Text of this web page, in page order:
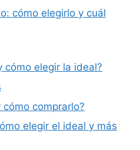
cómo elegirlo y cuál
cómo elegir la ideal?
comprarlo?
elegir el ideal y más